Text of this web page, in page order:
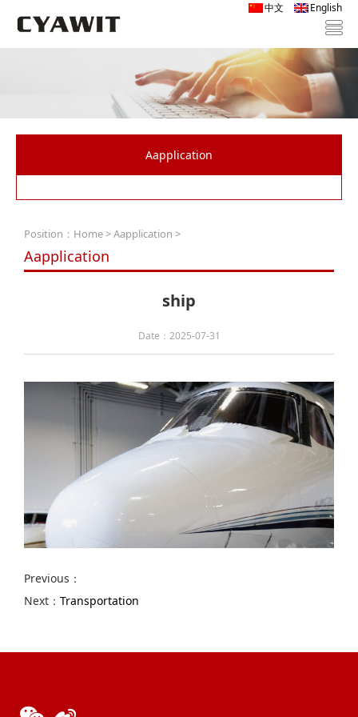
中文 English
Aapplication
Position： Home>Aapplication >
Aapplication
ship
Date：2025-07-31
Previous：
Next： Transportation